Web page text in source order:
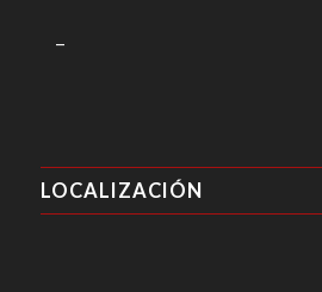
–
LOCALIZACIÓN